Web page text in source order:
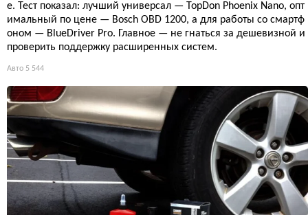
е. Тест показал: лучший универсал — TopDon Phoenix Nano, опт
имальный по цене — Bosch OBD 1200, а для работы со смартф
оном — BlueDriver Pro. Главное — не гнаться за дешевизной и
проверить поддержку расширенных систем.
Авто 5 544